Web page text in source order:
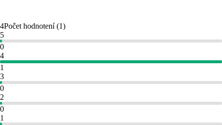
4Počet hodnotení(1)
5
0
4
1
3
0
2
0
1